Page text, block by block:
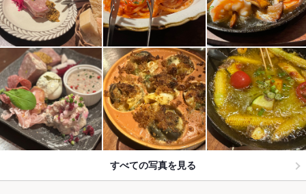
すべての写真を見る